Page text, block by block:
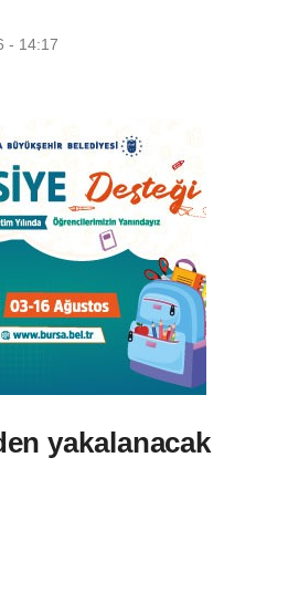
- 14:17
yakalanacak